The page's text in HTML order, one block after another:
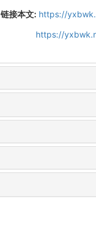
链接本文: https://
https://